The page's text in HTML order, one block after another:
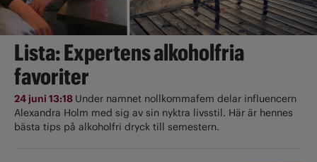
Lista: Expertens alkoholfria
favoriter
24 juni 13:18 Under namnet nollkommafem delar influencern
Alexandra Holm med sig av sin nyktra livsstil. Här är hennes
bästa tips på alkoholfri dryck till semestern.